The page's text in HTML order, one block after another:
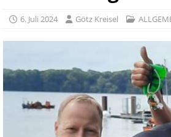
6. Juli 2024 Götz Kreisel